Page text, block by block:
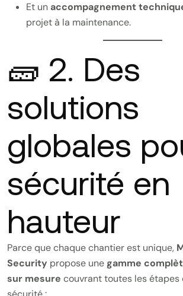
Et un accompagnement
projet à la maintenance.
🧱 2. Des
solutions
globales
sécurité en
hauteur
Parce que chaque chantier est unique,
Security propose une gamme
sur mesure couvrant toutes les étapes